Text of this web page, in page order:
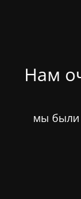
Нам
мы были